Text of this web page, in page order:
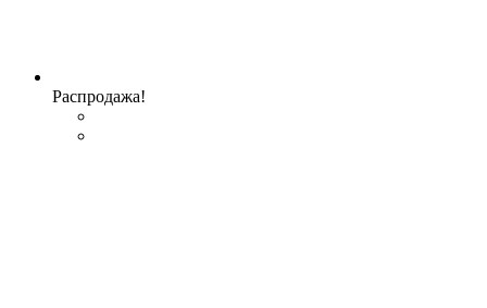
Распродажа!